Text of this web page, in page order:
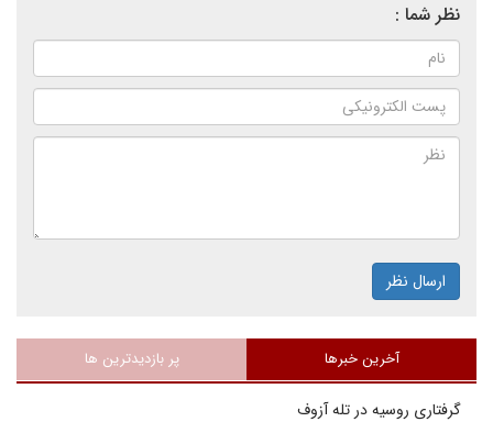
نظر شما :
ارسال نظر
آخرین خبرها پر بازدیدترین ها
گرفتاری روسیه در تله آزوف